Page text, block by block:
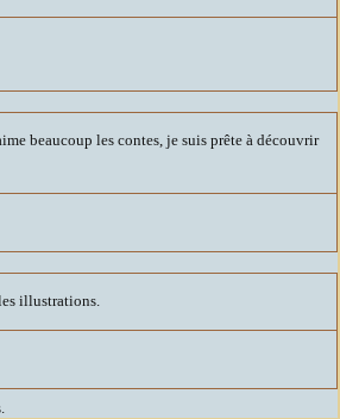
beaucoup les contes, je suis prête à découvrir
illustrations.